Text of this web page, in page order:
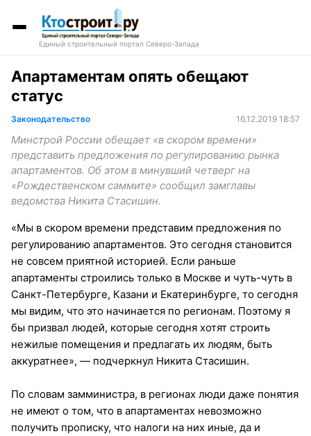
Единый строительный портал Северо-Запада
Апартаментам опять обещают
статус
Законодательство 16.12.2019 18:57
Минстрой России обещает «в скором времени»
представить предложения по регулированию рынка
апартаментов. Об этом в минувший четверг на
«Рождественском саммите» сообщил замглавы
ведомства Никита Стасишин.
«Мы в скором времени представим предложения по
регулированию апартаментов. Это сегодня становится
не совсем приятной историей. Если раньше
апартаменты строились только в Москве и чуть-чуть в
Санкт-Петербурге, Казани и Екатеринбурге, то сегодня
мы видим, что это начинается по регионам. Поэтому я
бы призвал людей, которые сегодня хотят строить
нежилые помещения и предлагать их людям, быть
аккуратнее», — подчеркнул Никита Стасишин.
По словам замминистра, в регионах люди даже понятия
не имеют о том, что в апартаментах невозможно
получить прописку, что налоги на них иные, да и